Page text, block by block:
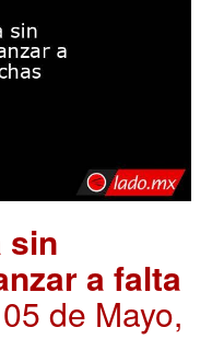
sin
a falta
de Mayo,